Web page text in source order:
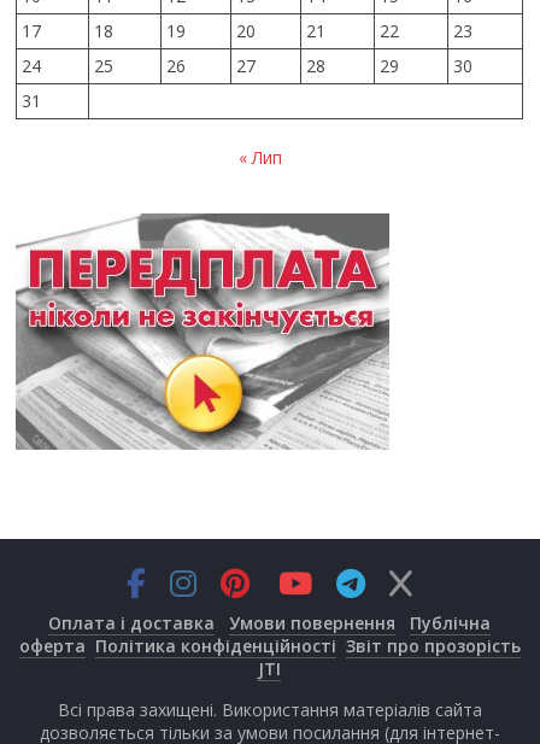
17
18 19 20 21 22
23
24
25 26 27 28 29
30
31
« Лип
Оплата і доставка Умови повернення
Публічна
оферта Політика конфіденційності Звіт про прозорість
JTI
Всі права захищені. Використання матеріалів сайта
дозволяється тільки за умови посилання (для інтернет-